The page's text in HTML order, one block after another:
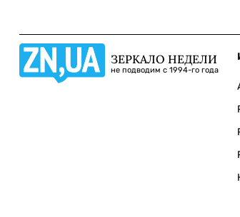
ЗЕРКАЛО НЕДЕЛИ
не подводим с 1994-го года